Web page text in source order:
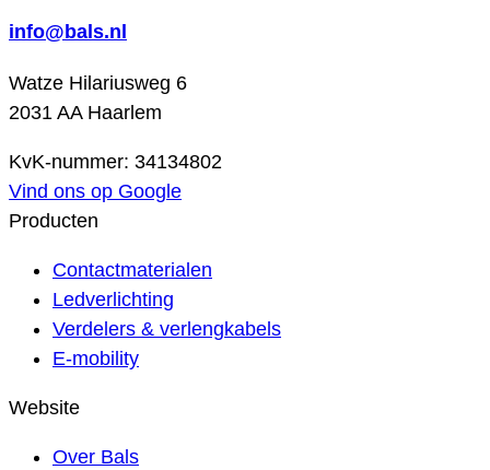
info@bals.nl
Watze Hilariusweg 6
2031 AA Haarlem
KvK-nummer: 34134802
Vind ons op Google
Producten
Contactmaterialen
Ledverlichting
Verdelers & verlengkabels
E-mobility
Website
Over Bals